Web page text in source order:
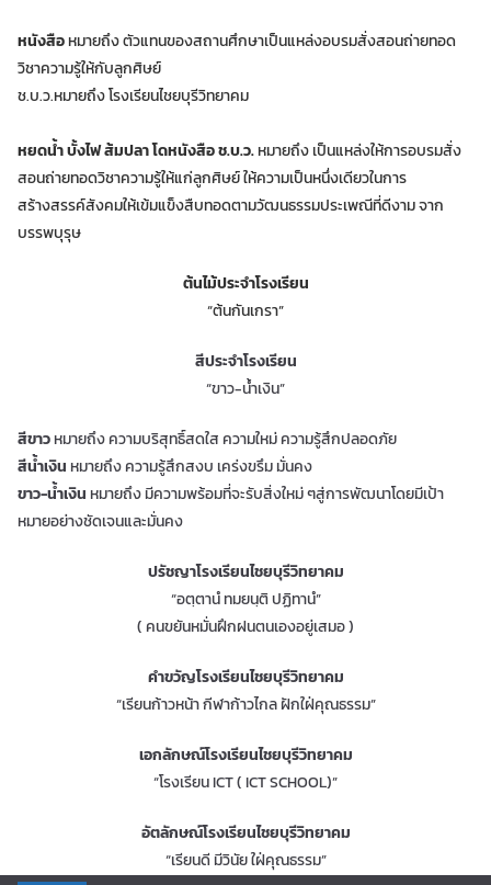
หนังสือหมายถึง ตัวแทนของสถานศึกษาเป็นแหล่งอบรมสั่งสอนถ่ายทอด
วิชาความรู้ให้กับลูกศิษย์
ช.บ.ว.หมายถึง โรงเรียนไชยบุรีวิทยาคม
หยดน้ำ บั้งไฟ ส้มปลา โดหนังสือ ช.บ.ว.หมายถึง เป็นแหล่งให้การอบรมสั่ง
สอนถ่ายทอดวิชาความรู้ให้แก่ลูกศิษย์ ให้ความเป็นหนึ่งเดียวในการ
สร้างสรรค์สังคมให้เข้มแข็งสืบทอดตามวัฒนธรรมประเพณีที่ดีงาม จาก
บรรพบุรุษ
ต้นไม้ประจำโรงเรียน
“ต้นกันเกรา”
สีประจำโรงเรียน
“ขาว-น้ำเงิน”
สีขาวหมายถึง ความบริสุทธิ์สดใส ความใหม่ ความรู้สึกปลอดภัย
สีน้ําเงินหมายถึง ความรู้สึกสงบ เคร่งขรึม มั่นคง
ขาว-น้ําเงินหมายถึง มีความพร้อมที่จะรับสิ่งใหม่ ๆสู่การพัฒนาโดยมีเป้า
หมายอย่างชัดเจนและมั่นคง
ปรัชญาโรงเรียนไชยบุรีวิทยาคม
“อตฺตานํ ทมยนฺติ ปฏิทานํ”
( คนขยันหมั่นฝึกฝนตนเองอยู่เสมอ )
คําขวัญโรงเรียนไชยบุรีวิทยาคม
“เรียนก้าวหน้า กีฬาก้าวไกล ฝักใฝ่คุณธรรม”
เอกลักษณ์โรงเรียนไชยบุรีวิทยาคม
“โรงเรียน ICT ( ICT SCHOOL)”
อัตลักษณ์โรงเรียนไชยบุรีวิทยาคม
“เรียนดี มีวินัย ใฝ่คุณธรรม”